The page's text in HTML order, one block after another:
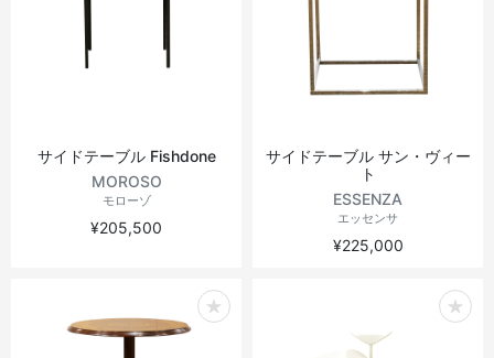
サイドテーブル Fishdone
MOROSO
モローゾ
¥205,500
サイドテーブル サン・ヴィー
ト
ESSENZA
エッセンサ
¥225,000